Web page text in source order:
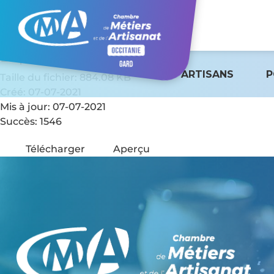
ARTISANS
Depliant Répar'Acteur
Taille du fichier: 884.08 KB
Mis à jour: 07-07-2021
Succès: 1546
Télécharger Aperçu